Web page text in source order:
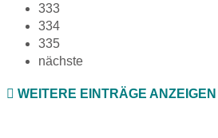
333
334
335
nächste
WEITERE EINTRÄGE ANZEIGEN